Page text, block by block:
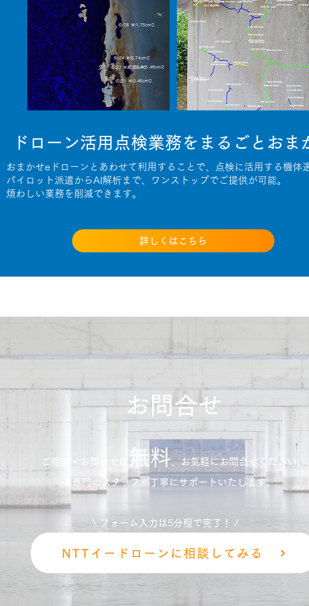
ドローン活用点検業務をまるごとおま
おまかせeドローンとあわせて利用することで、点検に活用する機体
パイロット派遣からAI解析まで、ワンストップでご提供が可能。
煩わしい業務を削減できます。
詳しくはこちら
お問合せ
ご相談・お問合せは 無料、お気軽にお問合せください。
専門のスタッフが丁寧にサポートいたします。
\ フォーム入力は5分程で完了！ /
NTTイードローンに相談してみる